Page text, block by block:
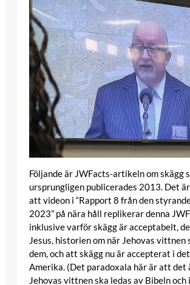
Följande är JWFacts-artikeln om skägg
ursprungligen publicerades 2013. Det
att videon i “Rapport 8 från den
2023” på nära håll replikerar denna
inklusive varför skägg är acceptabelt,
Jesus, historien om när Jehovas vittnen
dem, och att skägg nu är accepterat i
Amerika. (Det paradoxala här är att
Jehovas vittnen ska ledas av Bibeln och